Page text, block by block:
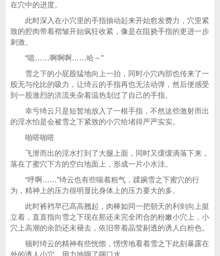
在穴中的进度。
此时深入在小穴里的手指抽动起来开始愈发费力，穴里紧
致的腔肉带着褶皱开始疯狂收紧，像是在阻挠手指的更进一步
刺激。
“噫……啊啊啊……哈～”
雪之下的小屁股猛地向上一抬，同时小穴内部也传来了一
股无与伦比的吸力，让绮云的手指再也无法动弹，然后便感受
到一股激烈的洪流夹杂着温热划过了自己的手指。
幸亏绮云只是短暂地放入了一根手指，不然这些激射而出
的淫水怕是会被雪之下紧致的小穴给堵得严严实实。
啪嗒啪嗒
飞泄而出的淫水打到了大腿上面，同时又缓缓滴落下来，
落在了蜜穴下方的空白地面上，形成一片小水洼。
“呼啊……”绮云也有些喘着粗气，蹂躏雪之下蜜穴的行
为，精神上的压力很明显比身体上的压力要大的多。
此时裤裆早已高高翘起，肉棒如同一把朝天的利剑向上挺
立着，直直指向雪之下现在那还未完全闭合的粉嫩小穴上，小
穴上高潮的余韵还未褪去，依旧带着晶莹剔透的诱人白粉色。
顿时绮云的精神有些恍惚，愣愣地看着雪之下此刻暴露在
外的诱人小穴，用力地咽了咽口水。